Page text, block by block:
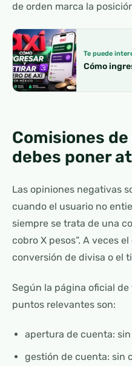
de orden marca la
Te puede
Cómo
Comisiones
debes poner
Las opiniones negativas
cuando el usuario no
siempre se trata de una
cobro X pesos”. A veces
conversión de divisa o el
Según la página oficial de
puntos relevantes son:
apertura de cuenta:
gestión de cuenta: sin